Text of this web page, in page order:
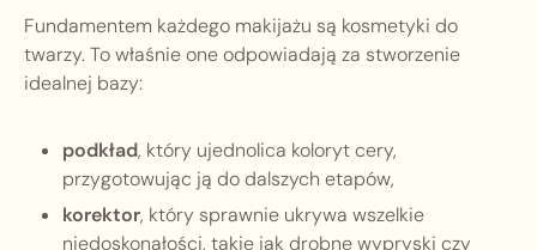
Fundamentem każdego makijażu są kosmetyki do
twarzy. To właśnie one odpowiadają za stworzenie
idealnej bazy:
podkład, który ujednolica koloryt cery,
przygotowując ją do dalszych etapów,
korektor, który sprawnie ukrywa wszelkie
niedoskonałości, takie jak drobne wypryski czy